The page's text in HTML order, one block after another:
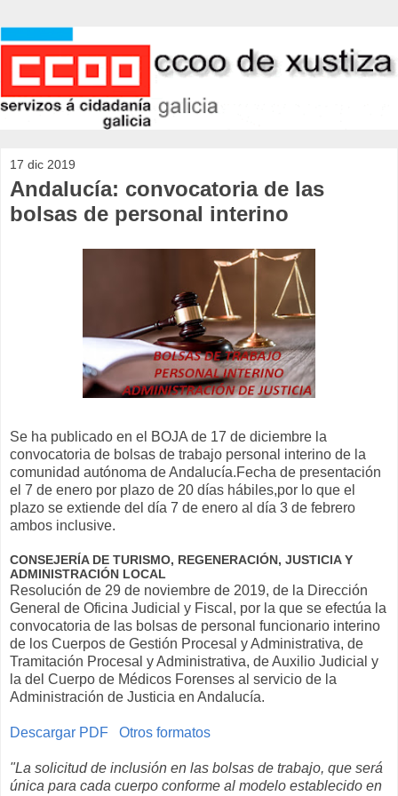
17 dic 2019
Andalucía: convocatoria de las
bolsas de personal interino
Se ha publicado en el BOJA de 17 de diciembre la
convocatoria de bolsas de trabajo personal interino de la
comunidad autónoma de Andalucía.Fecha de presentación
el 7 de enero por plazo de 20 días hábiles,por lo que el
plazo se extiende del día 7 de enero al día 3 de febrero
ambos inclusive.
CONSEJERÍA DE TURISMO, REGENERACIÓN, JUSTICIA Y
ADMINISTRACIÓN LOCAL
Resolución de 29 de noviembre de 2019, de la Dirección
General de Oficina Judicial y Fiscal, por la que se efectúa la
convocatoria de las bolsas de personal funcionario interino
de los Cuerpos de Gestión Procesal y Administrativa, de
Tramitación Procesal y Administrativa, de Auxilio Judicial y
la del Cuerpo de Médicos Forenses al servicio de la
Administración de Justicia en Andalucía.
Descargar PDF Otros formatos
"La solicitud de inclusión en las bolsas de trabajo, que será
única para cada cuerpo conforme al modelo establecido en